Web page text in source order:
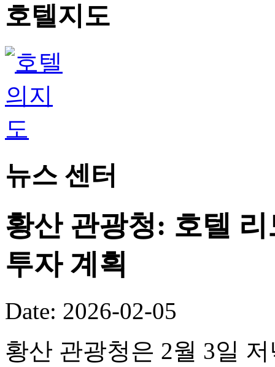
호텔지도
뉴스 센터
황산 관광청: 호텔
투자 계획
Date: 2026-02-05
황산 관광청은 2월 3일